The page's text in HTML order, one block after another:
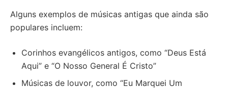
Alguns exemplos de músicas antigas que ainda são
populares incluem:
Corinhos evangélicos antigos, como “Deus Está
Aqui” e “O Nosso General É Cristo”
Músicas de louvor, como “Eu Marquei Um